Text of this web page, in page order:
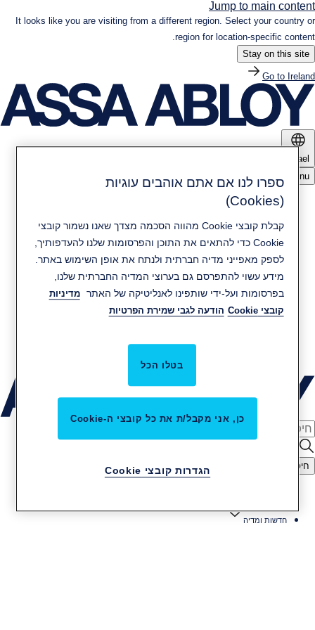
Jump to main content
It looks like you are visiting from a different region. Select your country or
region for location-specific content.
Stay on this site
Go to Ireland
Israel
Menu
מוצרים ופתרונות
חדשות ומדיה
קיימות
יצירת קשר
קריירה באסא אבלוי
חיפוש
חדשות ומדיה
ספרו לנו אם אתם אוהבים עוגיות
(Cookies)
קבלת קובצי Cookie מהווה הסכמה מצדך שאנו נשמור קובצי
Cookie כדי להתאים את התוכן והפרסומות שלנו להעדפותיך,
לספק מאפייני מדיה חברתית ולנתח את אופן השימוש באתר.
מידע עשוי להתפרסם גם בערוצי המדיה החברתית שלנו,
בפרסומות ועל-ידי שותפינו לאנליטיקה של האתר
מדיניות
קובצי Cookie
הודעה לגבי שמירת הפרטיות
בטלו הכל
כן, אני מקבל/ת את כל קובצי ה-Cookie
הגדרות קובצי Cookie